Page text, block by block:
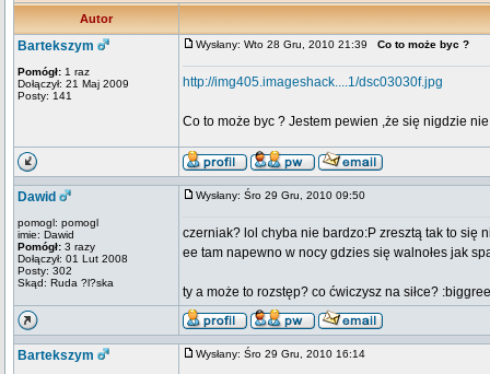
Autor
Bartekszym
Pomógł: 1 raz
Dołączył: 21 Maj 2009
Posty: 141
Wysłany: Wto 28 Gru, 2010 21:39 Co to może byc ?
http://img405.imageshack....1/dsc03030f.jpg
Co to może byc ? Jestem pewien ,że się nigdzie
Dawid
pomogl: pomogl
imie: Dawid
Pomógł: 3 razy
Dołączył: 01 Lut 2008
Posty: 302
Skąd: Ruda ?l?ska
Wysłany: Śro 29 Gru, 2010 09:50
czerniak? lol chyba nie bardzo:P zresztą tak to się
ee tam napewno w nocy gdzies się walnołes jak
ty a może to rozstęp? co ćwiczysz na siłce?
Bartekszym Wysłany: Śro 29 Gru, 2010 16:14